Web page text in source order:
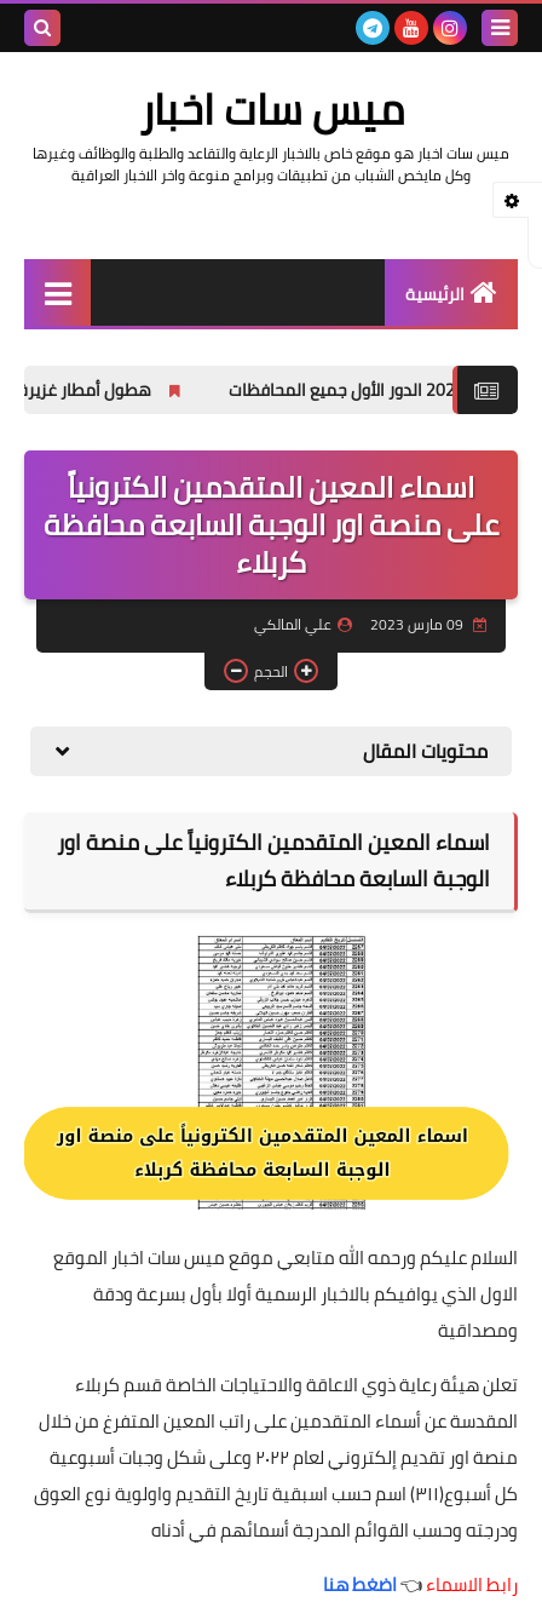
ميس سات اخبار
ميس سات اخبار هو موقع خاص بالاخبار الرعاية والتقاعد والطلبة والوظائف وغيرها
وكل مايخص الشباب من تطبيقات وبرامج منوعة واخر الاخبار العراقية
الرئيسية
اخبار وزارة التربية والتعليم
اخبار العراق والعالم
اخبار وزارة العمل وهيئة
التقاعد
قسم التطبيقات
قطع الاراضي
هطول أمطار غزيرة وانخفاضاً في
اسماء المعين المتقدمين الكترونياً
على منصة اور الوجبة السابعة محافظة
كربلاء
علي المالكي
الحجم
محتويات المقال
اسماء المعين المتقدمين الكترونياً على منصة اور
الوجبة السابعة محافظة كربلاء
السلام عليكم ورحمه الله متابعي موقع ميس سات اخبار الموقع
الاول الذي يوافيكم بالاخبار الرسمية أولا بأول بسرعة ودقة
ومصداقية
تعلن هيئة رعاية ذوي الاعاقة والاحتياجات الخاصة قسم كربلاء
المقدسة عن أسماء المتقدمين على راتب المعين المتفرغ من خلال
منصة اور تقديم إلكتروني لعام ٢٠٢٢ وعلى شكل وجبات أسبوعية
كل أسبوع(٣١١) اسم حسب اسبقية تاريخ التقديم واولوية نوع العوق
ودرجته وحسب القوائم المدرجة أسمائهم في أدناه
رابط الاسماء👈اضغط هنا